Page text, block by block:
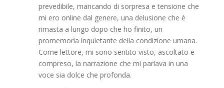
prevedibile, mancando di sorpresa e tensione che
mi ero online dal genere, una delusione che è
rimasta a lungo dopo che ho finito, un
promemoria inquietante della condizione umana.
Come lettore, mi sono sentito visto, ascoltato e
compreso, la narrazione che mi parlava in una
voce sia dolce che profonda.